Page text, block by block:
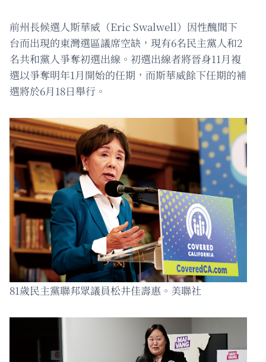
前州長候選人斯華威（Eric Swalwell）因性醜聞下
台而出現的東灣選區議席空缺，現有6名民主黨人和2
名共和黨人爭奪初選出線。初選出線者將晉身11月複
選以爭奪明年1月開始的任期，而斯華威餘下任期的補
選將於6月18日舉行。
81歲民主黨聯邦眾議員松井佳壽惠。美聯社